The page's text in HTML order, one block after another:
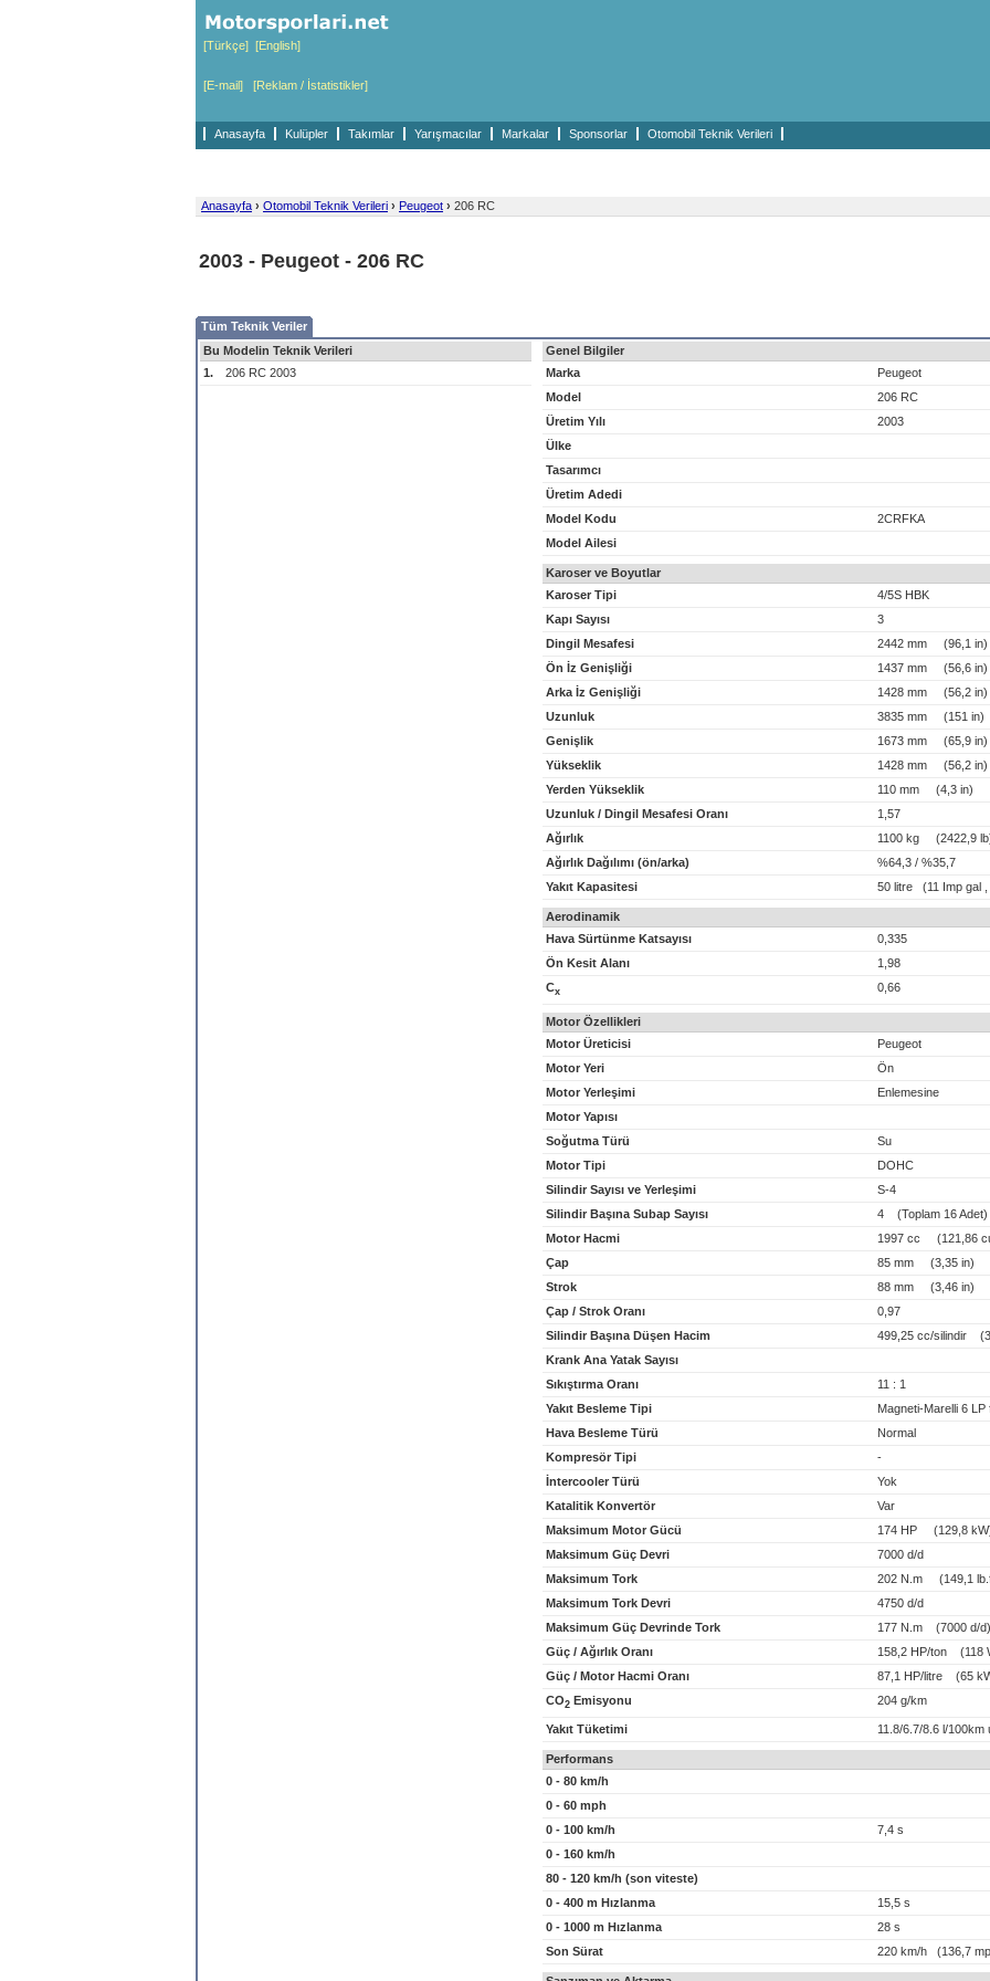
[Türkçe] [English]
[E-mail] [Reklam / İstatistikler]
Anasayfa Kulüpler Takımlar Yarışmacılar Markalar Sponsorlar Otomobil Teknik Verileri
Anasayfa › Otomobil Teknik Verileri › Peugeot › 206 RC
2003 - Peugeot - 206 RC
Tüm Teknik Veriler
Bu Modelin Teknik Verileri
1.
206 RC 2003
Genel Bilgiler
Marka
Peugeot
Model
206 RC
Üretim Yılı
2003
Ülke
Tasarımcı
Üretim Adedi
Model Kodu
2CRFKA
Model Ailesi
Karoser ve Boyutlar
Karoser Tipi
4/5S HBK
Kapı Sayısı
3
Dingil Mesafesi
2442 mm (96,1 in)
Ön İz Genişliği
1437 mm (56,6 in)
Arka İz Genişliği
1428 mm (56,2 in)
Uzunluk
3835 mm (151 in)
Genişlik
1673 mm (65,9 in)
Yükseklik
1428 mm (56,2 in)
Yerden Yükseklik
110 mm (4,3 in)
Uzunluk / Dingil Mesafesi Oranı
1,57
Ağırlık
1100 kg (2422,9
Ağırlık Dağılımı (ön/arka)
%64,3 / %35,7
Yakıt Kapasitesi
50 litre (11 Imp gal
Aerodinamik
Hava Sürtünme Katsayısı
0,335
Ön Kesit Alanı
1,98
Cx 0,66
Motor Özellikleri
Motor Üreticisi
Peugeot
Motor Yeri
Ön
Motor Yerleşimi
Enlemesine
Motor Yapısı
Soğutma Türü
Su
Motor Tipi
DOHC
Silindir Sayısı ve Yerleşimi
S-4
Silindir Başına Subap Sayısı
4 (Toplam 16 Adet)
Motor Hacmi
1997 cc (121,86
Çap
85 mm (3,35 in)
Strok
88 mm (3,46 in)
Çap / Strok Oranı
0,97
Silindir Başına Düşen Hacim
499,25 cc/silindir
Krank Ana Yatak Sayısı
Sıkıştırma Oranı
11 : 1
Yakıt Besleme Tipi
Magneti-Marelli 6 LP
Hava Besleme Türü
Normal
Kompresör Tipi
-
İntercooler Türü
Yok
Katalitik Konvertör
Var
Maksimum Motor Gücü
174 HP (129,8
Maksimum Güç Devri
7000 d/d
Maksimum Tork
202 N.m (149,1
Maksimum Tork Devri
4750 d/d
Maksimum Güç Devrinde Tork
177 N.m (7000 d/d)
Güç / Ağırlık Oranı
158,2 HP/ton (118
Güç / Motor Hacmi Oranı
87,1 HP/litre (65
CO2 Emisyonu 204 g/km
Yakıt Tüketimi 11.8/6.7/8.6 l/
Performans
0 - 80 km/h
0 - 60 mph
0 - 100 km/h
7,4 s
0 - 160 km/h
80 - 120 km/h (son viteste)
0 - 400 m Hızlanma
15,5 s
0 - 1000 m Hızlanma
28 s
Son Sürat
220 km/h (136,7